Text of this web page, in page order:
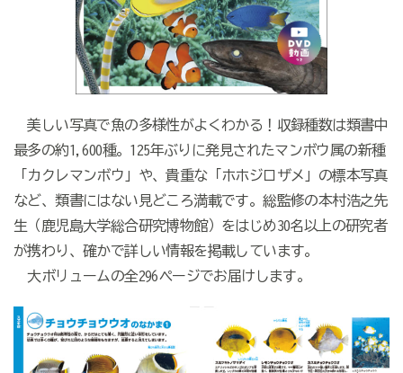
美しい写真で魚の多様性がよくわかる！収録種数は類書中
最多の約1,600種。125年ぶりに発見されたマンボウ属の新種
「カクレマンボウ」や、貴重な「ホホジロザメ」の標本写真
など、類書にはない見どころ満載です。総監修の本村浩之先
生（鹿児島大学総合研究博物館）をはじめ30名以上の研究者
が携わり、確かで詳しい情報を掲載しています。
大ボリュームの全296ページでお届けします。